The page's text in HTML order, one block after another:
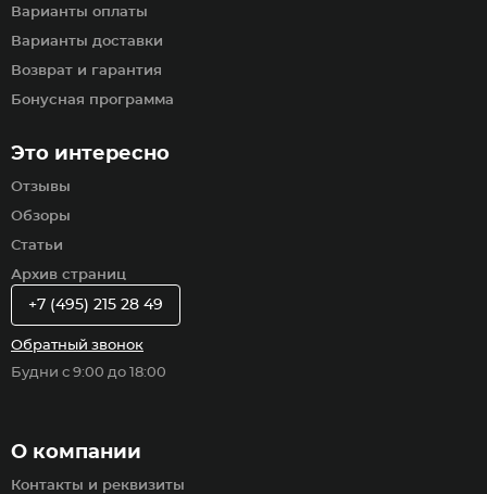
Варианты оплаты
Варианты доставки
Возврат и гарантия
Бонусная программа
Это интересно
Отзывы
Обзоры
Статьи
Архив страниц
О компании
Контакты и реквизиты
+7 (495) 215 28 49
Обратный звонок
Будни с 9:00 до 18:00